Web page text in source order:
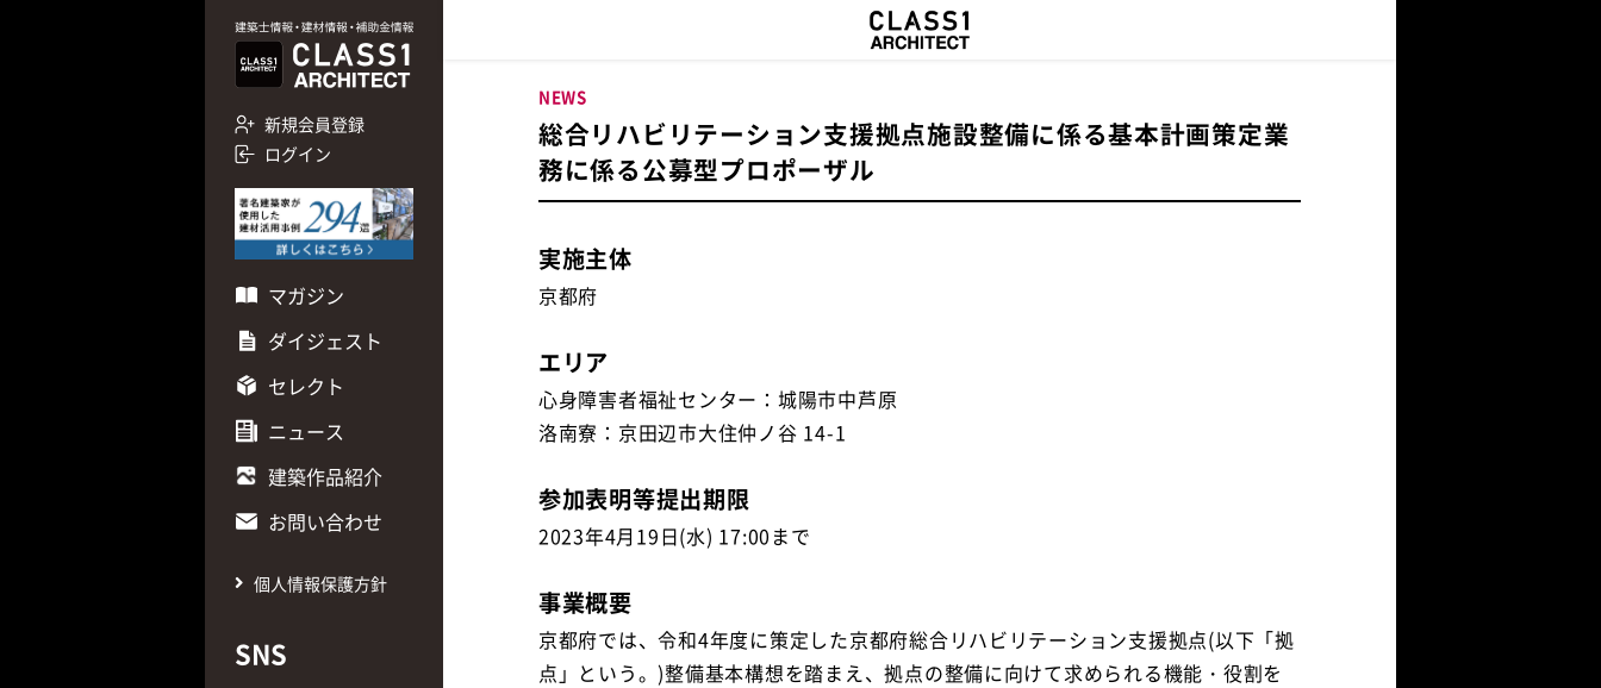
新規会員登録
ログイン
マガジン
ダイジェスト
セレクト
ニュース
建築作品紹介
お問い合わせ
個人情報保護方針
SNS
総合リハビリテーション支援拠点施設整備に係る基本計画策定業
務に係る公募型プロポーザル
NEWS
実施主体
京都府
エリア
心身障害者福祉センター：城陽市中芦原
洛南寮：京田辺市大住仲ノ谷 14-1
参加表明等提出期限
2023年4月19日(水) 17:00まで
事業概要
京都府では、令和4年度に策定した京都府総合リハビリテーション支援拠点(以下「拠
点」という。)整備基本構想を踏まえ、拠点の整備に向けて求められる機能・役割を